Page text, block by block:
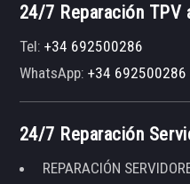
24/7 Reparación TPV
Tel:+34 692500286
WhatsApp:+34 692500286
24/7 Reparación
REPARACIÓN